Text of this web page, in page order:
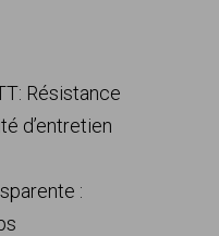
Résistance
d’entretien
: